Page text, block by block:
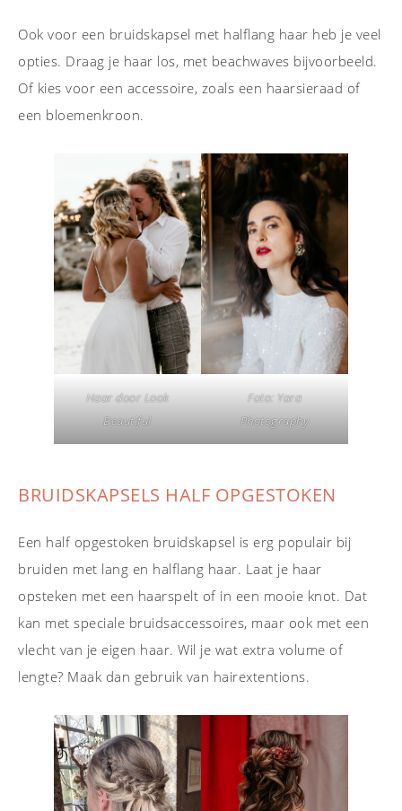
Ook voor een bruidskapsel met halflang haar heb je veel
opties. Draag je haar los, met beachwaves bijvoorbeeld.
Of kies voor een accessoire, zoals een haarsieraad of
een bloemenkroon.
Haar door Look
Beautiful
Foto: Yara
Photography
BRUIDSKAPSELS HALF OPGESTOKEN
Een half opgestoken bruidskapsel is erg populair bij
bruiden met lang en halflang haar. Laat je haar
opsteken met een haarspelt of in een mooie knot. Dat
kan met speciale bruidsaccessoires, maar ook met een
vlecht van je eigen haar. Wil je wat extra volume of
lengte? Maak dan gebruik van hairextentions.